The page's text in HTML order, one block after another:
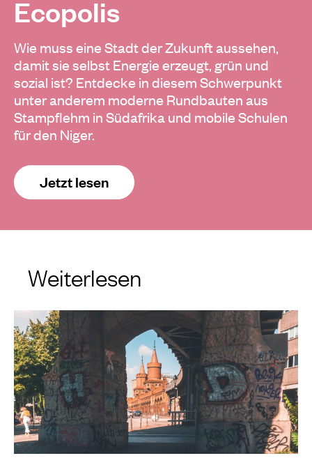
Ecopolis
Wie muss eine Stadt der Zukunft aussehen,
damit sie selbst Energie erzeugt, grün und
sozial ist? Entdecke in diesem Schwerpunkt
unter anderem moderne Rundbauten aus
Stampflehm in Südafrika und mobile Schulen
für den Niger.
Jetzt lesen
Weiterlesen